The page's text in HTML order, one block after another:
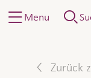
Menu
Zurück